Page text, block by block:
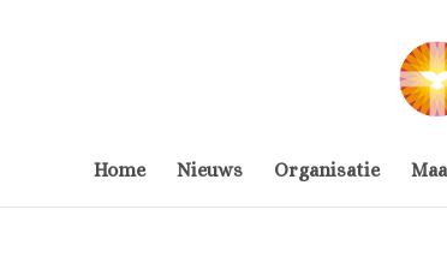
Home Nieuws Organisatie